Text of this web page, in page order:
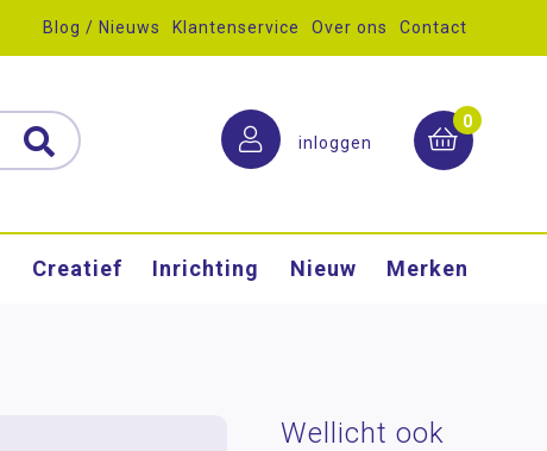
Blog / Nieuws Klantenservice Over ons Contact
inloggen
0
Creatief Inrichting Nieuw Merken
Wellicht ook